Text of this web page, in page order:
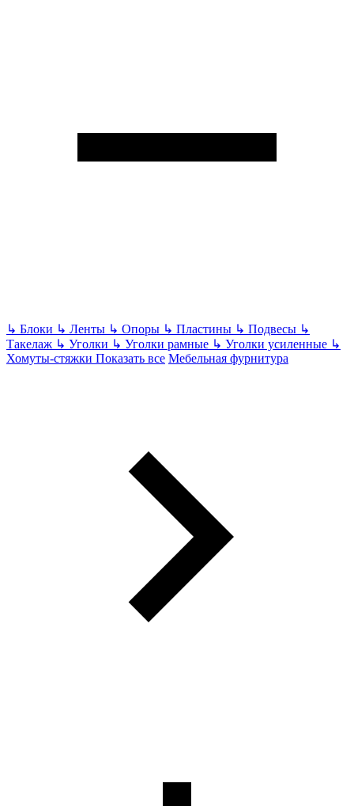
↳ Блоки ↳ Ленты ↳ Опоры ↳ Пластины ↳ Подвесы ↳
Такелаж ↳ Уголки ↳ Уголки рамные ↳ Уголки усиленные ↳
Хомуты-стяжки Показать все Мебельная фурнитура